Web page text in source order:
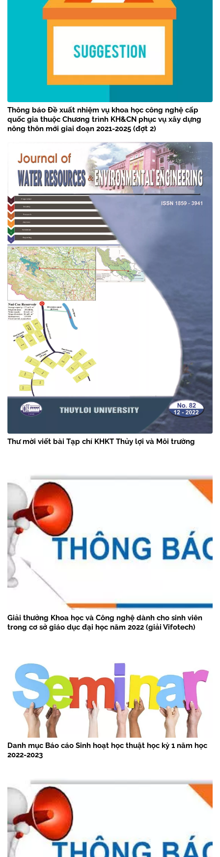
Thông báo Đề xuất nhiệm vụ khoa học công nghệ cấp
quốc gia thuộc Chương trình KH&CN phục vụ xây dựng
nông thôn mới giai đoạn 2021-2025 (đợt 2)
Thư mời viết bài Tạp chí KHKT Thủy lợi và Môi trường
Giải thưởng Khoa học và Công nghệ dành cho sinh viên
trong cơ sở giáo dục đại học năm 2022 (giải Vifotech)
Danh mục Báo cáo Sinh hoạt học thuật học kỳ 1 năm học
2022-2023